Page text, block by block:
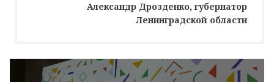
Александр Дрозденко, губернатор
Ленинградской области